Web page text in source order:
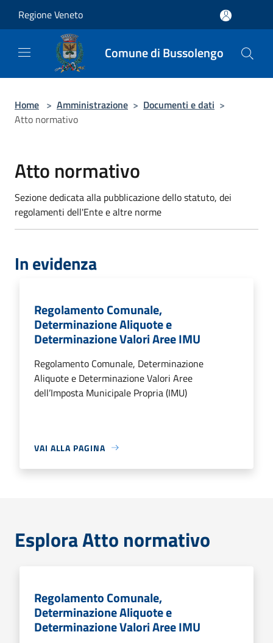
Regione Veneto
Comune di Bussolengo
Home > Amministrazione > Documenti e dati >
Atto normativo
Atto normativo
Sezione dedicata alla pubblicazione dello statuto, dei
regolamenti dell'Ente e altre norme
In evidenza
Regolamento Comunale,
Determinazione Aliquote e
Determinazione Valori Aree IMU
Regolamento Comunale, Determinazione
Aliquote e Determinazione Valori Aree
dell’Imposta Municipale Propria (IMU)
VAI ALLA PAGINA
Esplora Atto normativo
Regolamento Comunale,
Determinazione Aliquote e
Determinazione Valori Aree IMU